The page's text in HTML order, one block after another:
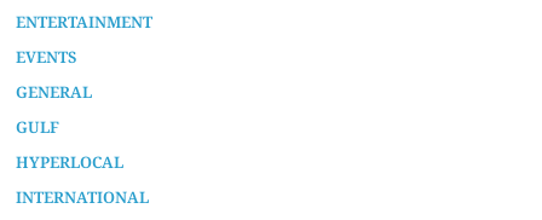
ENTERTAINMENT
EVENTS
GENERAL
GULF
HYPERLOCAL
INTERNATIONAL